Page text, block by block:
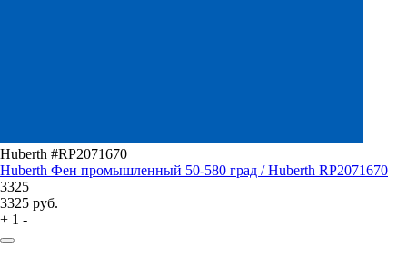
Huberth #RP2071670
Huberth Фен промышленный 50-580 град / Huberth RP2071670
3325
3325 руб.
+ 1 -